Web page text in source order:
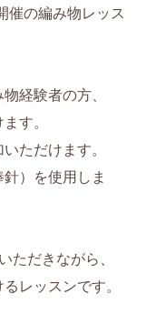
催の編み物レッス
経験者の方、
す。
ただけます。
）を使用しま
ただきながら、
レッスンです。